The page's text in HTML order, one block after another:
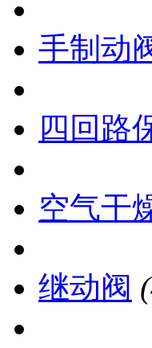
手制动
四回路
空气干
继动阀